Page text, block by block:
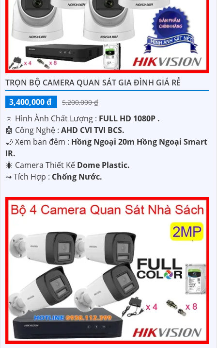
TRỌN BỘ CAMERA QUAN SÁT GIA ĐÌNH GIÁ RẺ
3,400,000 ₫
5,200,000 ₫
🔅 Hình Ành Chất Lượng : FULL HD 1080P .
🤖️ Công Nghệ : AHD CVI TVI BCS.
🌙 Xem ban đêm : Hồng Ngoại 20m Hồng Ngoại Smart
IR.
🐜 Camera Thiết Kế Dome Plastic.
️⇝ Tích Hợp : Chống Nước.